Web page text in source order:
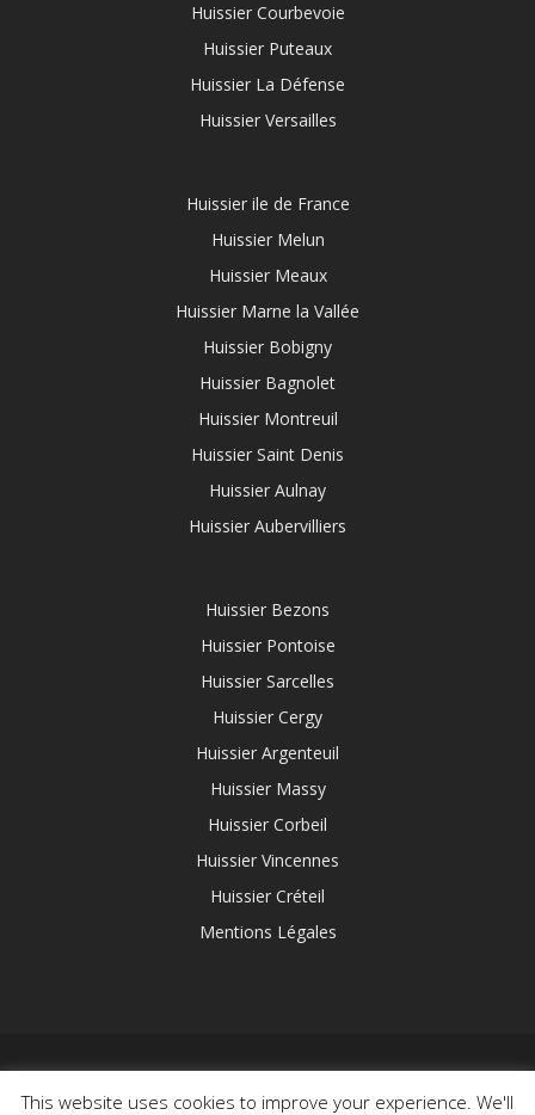
Huissier Courbevoie
Huissier Puteaux
Huissier La Défense
Huissier Versailles
Huissier ile de France
Huissier Melun
Huissier Meaux
Huissier Marne la Vallée
Huissier Bobigny
Huissier Bagnolet
Huissier Montreuil
Huissier Saint Denis
Huissier Aulnay
Huissier Aubervilliers
Huissier Bezons
Huissier Pontoise
Huissier Sarcelles
Huissier Cergy
Huissier Argenteuil
Huissier Massy
Huissier Corbeil
Huissier Vincennes
Huissier Créteil
Mentions Légales
© 2020 Leroi & Associés / Huissier Web. Création :
This website uses cookies to improve your experience. We'll